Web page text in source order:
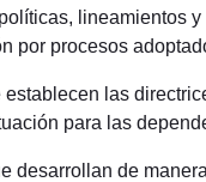
lineamientos
por procesos
las
para las
desarrollan de